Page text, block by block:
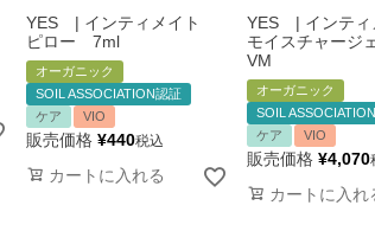
YES | インティメイト
ピロー 7ml
オーガニック
SOIL ASSOCIATION認証
ケア
VIO
販売価格 ¥440税込
カートに入れる
YES | インティ
モイスチャージ
VM
オーガニック
SOIL
ケア
VIO
販売価格 ¥4,070
カートに入れ